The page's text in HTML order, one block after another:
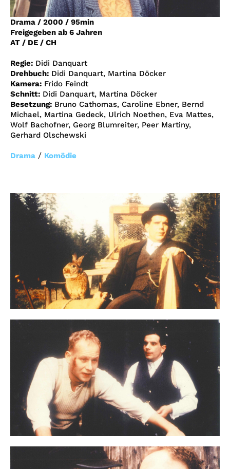
Account
Suche
Drama / 2000 / 95min
Freigegeben ab 6 Jahren
AT / DE / CH
Regie: Didi Danquart
Drehbuch: Didi Danquart, Martina Döcker
Kamera: Frido Feindt
Schnitt: Didi Danquart, Martina Döcker
Besetzung: Bruno Cathomas, Caroline Ebner, Bernd
Michael, Martina Gedeck, Ulrich Noethen, Eva Mattes,
Wolf Bachofner, Georg Blumreiter, Peer Martiny,
Gerhard Olschewski
Drama / Komödie